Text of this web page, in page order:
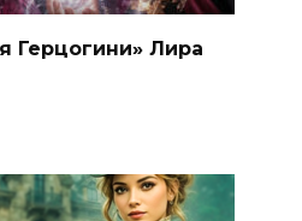
Герцогини» Лира